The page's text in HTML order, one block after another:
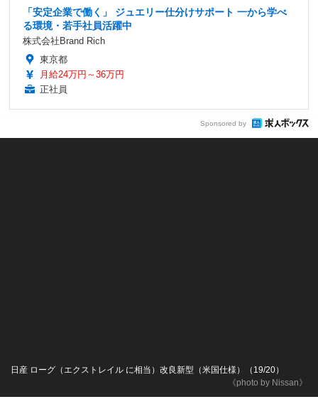
「安定企業で働く」 ジュエリー仕分けサポート 一から学べ
る環境・若手社員活躍中
株式会社Brand Rich
東京都
月給24万円～36万円
正社員
Sponsored by
《photo by Nissan》
日産 ローグ（エクストレイル に相当）改良新型（米国仕様）（19/20）